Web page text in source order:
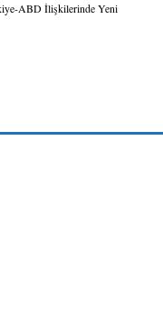
ABD İlişkilerinde Yeni